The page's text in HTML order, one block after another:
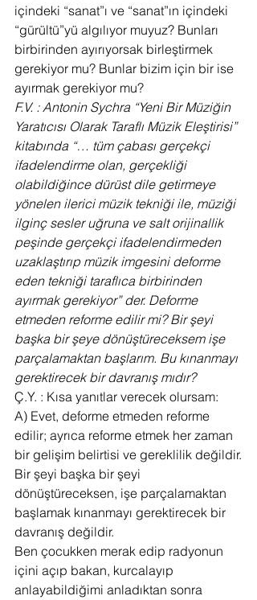
içindeki “sanat”ı ve “sanat”ın içindeki
“gürültü”yü algılıyor muyuz? Bunları
birbirinden ayırıyorsak birleştirmek
gerekiyor mu? Bunlar bizim için bir ise
ayırmak gerekiyor mu?
F.V. : Antonin Sychra “Yeni Bir Müziğin
Yaratıcısı Olarak Taraflı Müzik Eleştirisi”
kitabında “… tüm çabası gerçekçi
ifadelendirme olan, gerçekliği
olabildiğince dürüst dile getirmeye
yönelen ilerici müzik tekniği ile, müziği
ilginç sesler uğruna ve salt orijinallik
peşinde gerçekçi ifadelendirmeden
uzaklaştırıp müzik imgesini deforme
eden tekniği taraflıca birbirinden
ayırmak gerekiyor” der. Deforme
etmeden reforme edilir mi? Bir şeyi
başka bir şeye dönüştüreceksem işe
parçalamaktan başlarım. Bu kınanmayı
gerektirecek bir davranış mıdır?
Ç.Y. : Kısa yanıtlar verecek olursam:
A) Evet, deforme etmeden reforme
edilir; ayrıca reforme etmek her zaman
bir gelişim belirtisi ve gereklilik değildir.
Bir şeyi başka bir şeyi
dönüştüreceksen, işe parçalamaktan
başlamak kınanmayı gerektirecek bir
davranış değildir.
Ben çocukken merak edip radyonun
içini açıp bakan, kurcalayıp
anlayabildiğimi anladıktan sonra